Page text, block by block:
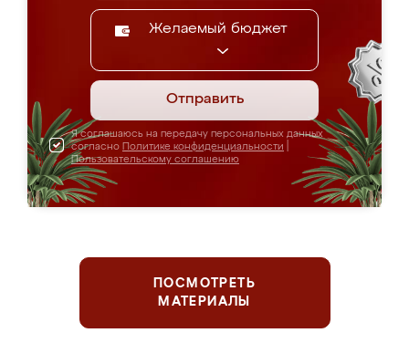
Желаемый бюджет
Отправить
Я соглашаюсь на передачу персональных данных
согласно Политике конфиденциальности
Пользовательскому соглашению
ПОСМОТРЕТЬ
МАТЕРИАЛЫ